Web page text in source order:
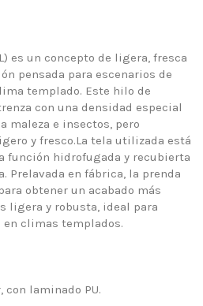
es un concepto de ligera, fresca
pensada para escenarios de
templado. Este hilo de
con una densidad especial
maleza e insectos, pero
y fresco.La tela utilizada está
función hidrofugada y recubierta
Prelavada en fábrica, la prenda
obtener un acabado más
ligera y robusta, ideal para
en climas templados.
con laminado PU.